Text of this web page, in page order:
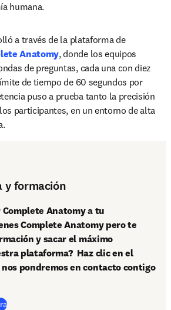
humana.
a través de la plataforma de
Anatomy, donde los equipos
de preguntas, cada una con diez
de tiempo de 60 segundos por
puso a prueba tanto la precisión
participantes, en un entorno de alta
y formación
Anatomy a tu
Complete Anatomy pero te
y sacar el máximo
plataforma?  Haz clic en el
pondremos en contacto contigo